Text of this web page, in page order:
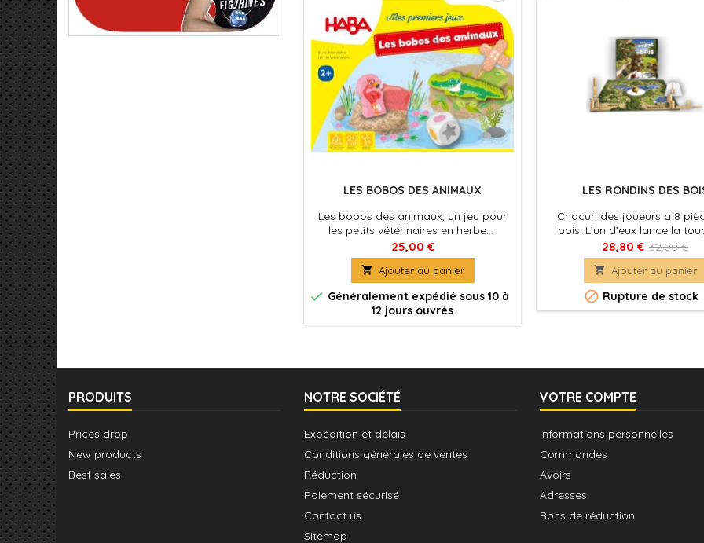
LES BOBOS DES ANIMAUX
Les bobos des animaux, un jeu pour
les petits vétérinaires en herbe...
25,00 €
 Ajouter au panier
 Généralement expédié sous 10 à
12 jours ouvrés
LES RONDINS DES
Chacun des joueurs a 8
bois. L’un d’eux lance la
avant qu’elle ne tombe,on doit
la figure imposée par la carte
Mais attention, il ne peut y
seul vainqueur à chaque
28,80 € 32,00 €
 Ajouter au panier
 Rupture de stock
PRODUITS
Prices drop
New products
Best sales
NOTRE SOCIÉTÉ
Expédition et délais
Conditions générales de ventes
Réduction
Paiement sécurisé
Contact us
Sitemap
VOTRE COMPTE
Informations personnelles
Commandes
Avoirs
Adresses
Bons de réduction